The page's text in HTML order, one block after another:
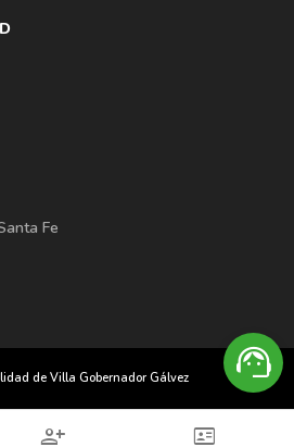
support_agent
person_add id_card
Fe
de Villa Gobernador Gálvez